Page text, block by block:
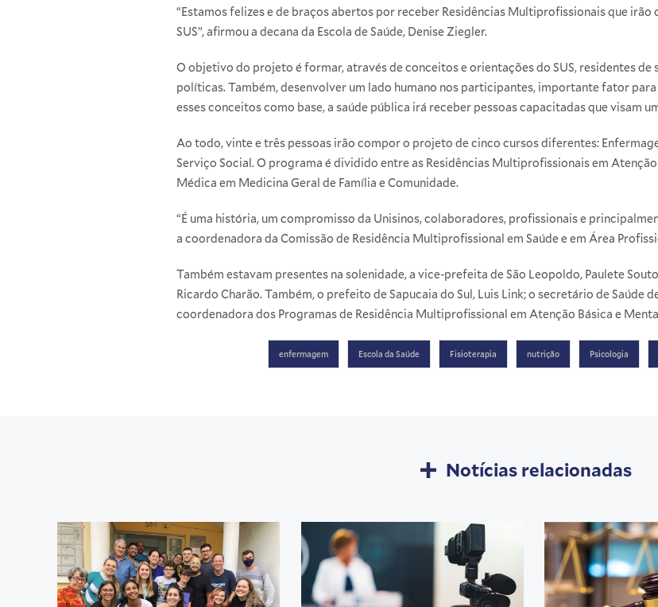
“Estamos felizes e de braços abertos por receber Residências Multiprofissionais que irão
SUS”, afirmou a decana da Escola de Saúde, Denise Ziegler.
O objetivo do projeto é formar, através de conceitos e orientações do SUS, residentes
políticas. Também, desenvolver um lado humano nos participantes, importante fator
esses conceitos como base, a saúde pública irá receber pessoas capacitadas que visam
Ao todo, vinte e três pessoas irão compor o projeto de cinco cursos diferentes:
Serviço Social. O programa é dividido entre as Residências Multiprofissionais em Atenção
Médica em Medicina Geral de Família e Comunidade.
“É uma história, um compromisso da Unisinos, colaboradores, profissionais e
a coordenadora da Comissão de Residência Multiprofissional em Saúde e em Área
Também estavam presentes na solenidade, a vice-prefeita de São Leopoldo, Paulete
Ricardo Charão. Também, o prefeito de Sapucaia do Sul, Luis Link; o secretário de Saúde
coordenadora dos Programas de Residência Multiprofissional em Atenção Básica e
enfermagem Escola da Saúde Fisioterapia nutrição Psicologia
Notícias relacionadas